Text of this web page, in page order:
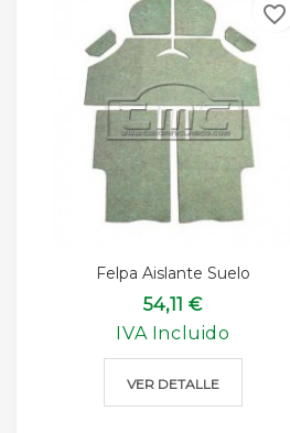
Felpa Aislante Suelo
54,11 €
IVA Incluido
VER DETALLE
favorite_border